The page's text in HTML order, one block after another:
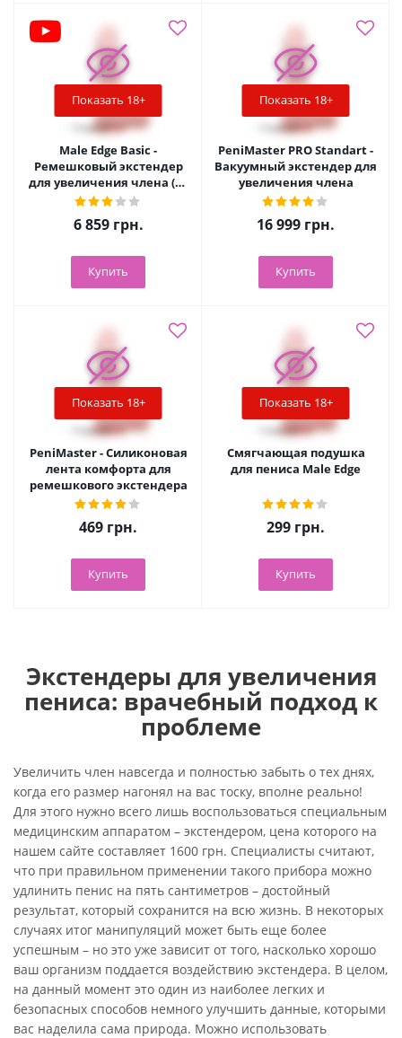
Показать 18+
Male Edge Basic -
Ремешковый экстендер
для увеличения члена (65
г)
6 859грн.
Купить
Показать 18+
PeniMaster PRO Standart -
Вакуумный экстендер для
увеличения члена
16 999 грн.
Купить
Показать 18+
PeniMaster - Силиконовая
лента комфорта для
ремешкового экстендера
469 грн.
Купить
Показать 18+
Смягчающая подушка
для пениса Male Edge
299 грн.
Купить
Экстендеры для увеличения
пениса: врачебный подход к
проблеме
Увеличить член навсегда и полностью забыть о тех днях,
когда его размер нагонял на вас тоску, вполне реально!
Для этого нужно всего лишь воспользоваться специальным
медицинским аппаратом – экстендером, цена которого на
нашем сайте составляет 1600 грн. Специалисты считают,
что при правильном применении такого прибора можно
удлинить пенис на пять сантиметров – достойный
результат, который сохранится на всю жизнь. В некоторых
случаях итог манипуляций может быть еще более
успешным – но это уже зависит от того, насколько хорошо
ваш организм поддается воздействию экстендера. В целом,
на данный момент это один из наиболее легких и
безопасных способов немного улучшить данные, которыми
вас наделила сама природа. Можно использовать